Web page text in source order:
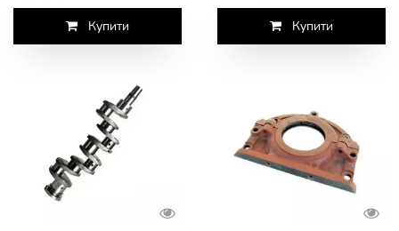
Купити Купити